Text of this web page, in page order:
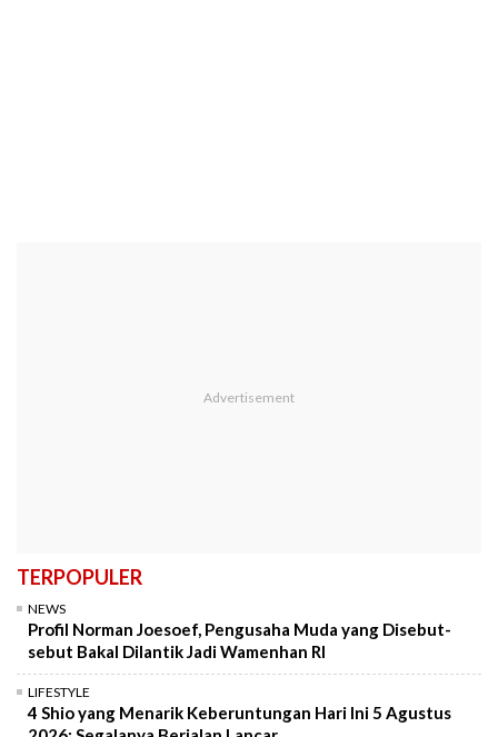
TERPOPULER
NEWS
Profil Norman Joesoef, Pengusaha Muda yang Disebut-
sebut Bakal Dilantik Jadi Wamenhan RI
LIFESTYLE
4 Shio yang Menarik Keberuntungan Hari Ini 5 Agustus